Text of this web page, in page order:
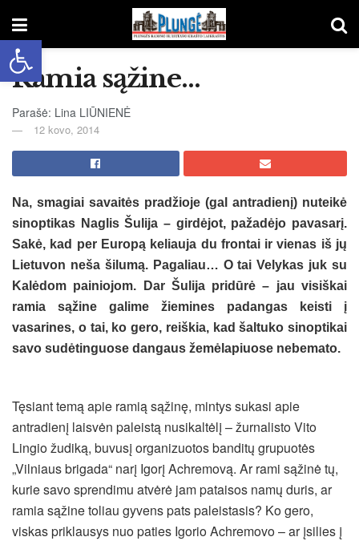
Open toolbar
Ramia sąžine…
Parašė: Lina LIŪNIENĖ
12 kovo, 2014
Na, smagiai savaitės pradžioje (gal antradienį) nuteikė
sinoptikas Naglis Šulija – girdėjot, pažadėjo pavasarį.
Sakė, kad per Europą keliauja du frontai ir vienas iš jų
Lietuvon neša šilumą. Pagaliau… O tai Velykas juk su
Kalėdom painiojom. Dar Šulija pridūrė – jau visiškai
ramia sąžine galime žiemines padangas keisti į
vasarines, o tai, ko gero, reiškia, kad šaltuko sinoptikai
savo sudėtinguose dangaus žemėlapiuose nebemato.
Tęsiant temą apie ramią sąžinę, mintys sukasi apie
antradienį laisvėn paleistą nusikaltėlį – žurnalisto Vito
Lingio žudiką, buvusį organizuotos banditų grupuotės
„Vilniaus brigada“ narį Igorį Achremovą. Ar rami sąžinė tų,
kurie savo sprendimu atvėrė jam pataisos namų duris, ar
ramia sąžine toliau gyvens pats paleistasis? Ko gero,
viskas priklausys nuo paties Igorio Achremovo – ar įsilies į